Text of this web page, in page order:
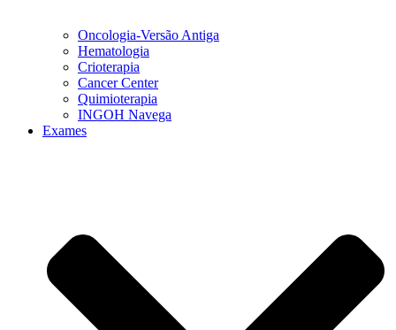
Oncologia-Versão Antiga
Hematologia
Crioterapia
Cancer Center
Quimioterapia
INGOH Navega
Exames